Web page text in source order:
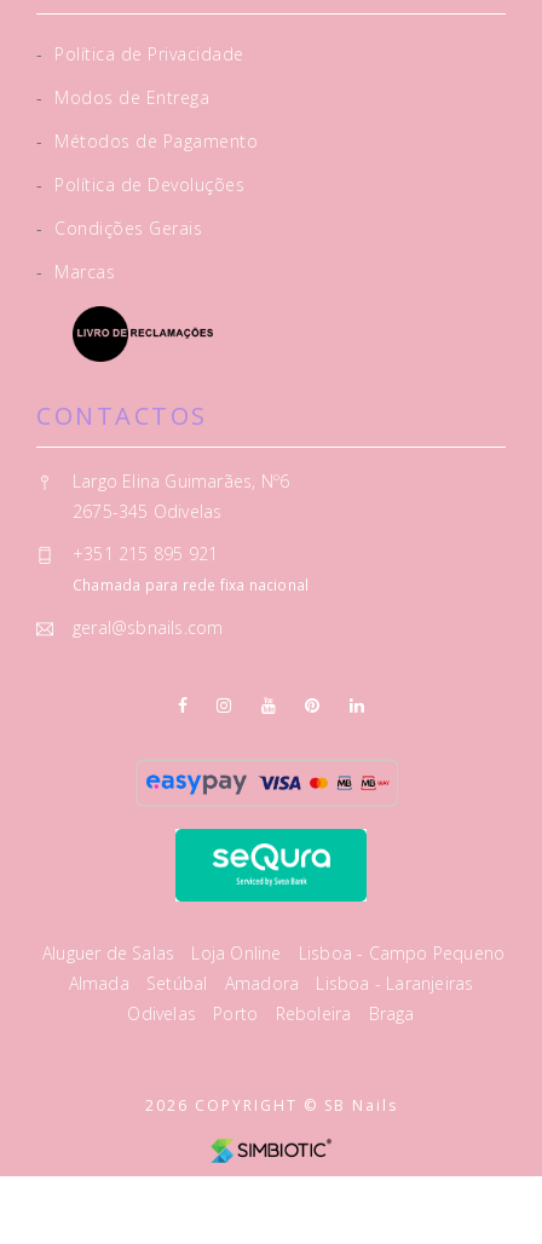
-
Política de Privacidade
-
Modos de Entrega
-
Métodos de Pagamento
-
Política de Devoluções
-
Condições Gerais
-
Marcas
CONTACTOS
Largo Elina Guimarães, Nº6
2675-345 Odivelas
+351 215 895 921
Chamada para rede fixa nacional
geral@sbnails.com
Aluguer de Salas Loja Online
Lisboa - Campo Pequeno
Almada
Setúbal Amadora
Lisboa - Laranjeiras
Odivelas
Porto Reboleira Braga
2026 COPYRIGHT © SB Nails